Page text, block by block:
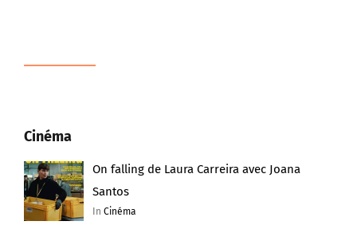
Cinéma
On falling de Laura Carreira avec Joana
Santos
InCinéma